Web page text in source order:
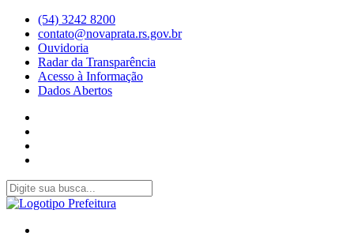
(54) 3242 8200
contato@novaprata.rs.gov.br
Ouvidoria
Radar da Transparência
Acesso à Informação
Dados Abertos